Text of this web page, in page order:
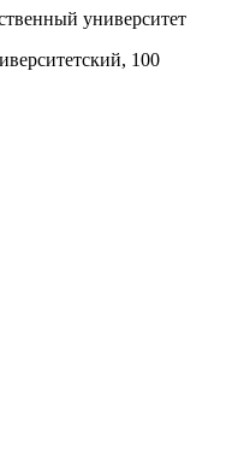
университет
100